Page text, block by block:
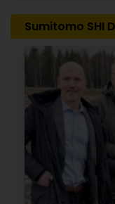
Sumitomo SHI